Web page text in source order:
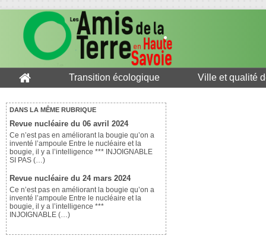
Transition écologique Ville et qualité
DANS LA MÊME RUBRIQUE
Revue nucléaire du 06 avril 2024
Ce n’est pas en améliorant la bougie qu’on a
inventé l’ampoule Entre le nucléaire et la
bougie, il y a l’intelligence *** INJOIGNABLE
SI PAS (…)
Revue nucléaire du 24 mars 2024
Ce n’est pas en améliorant la bougie qu’on a
inventé l’ampoule Entre le nucléaire et la
bougie, il y a l’intelligence ***
INJOIGNABLE (…)